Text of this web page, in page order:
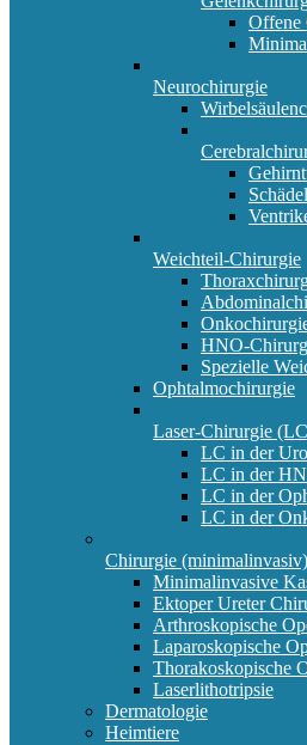
Offene
Neurochirurgie
Weichteil-Chirurgie
HNO-
Spezielle
Ophtalmochirurgie
Laser-Chirurgie
LC in der
LC in der
LC in der
LC in der
Chirurgie (minimalinvasiv)
Minimalinvasive
Ektoper Ureter
Arthroskopische
Laparoskopische
Thorakoskopische
Laserlithotripsie
Dermatologie
Heimtiere